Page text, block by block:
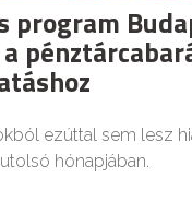
program
ezúttal sem lesz
hónapjában.